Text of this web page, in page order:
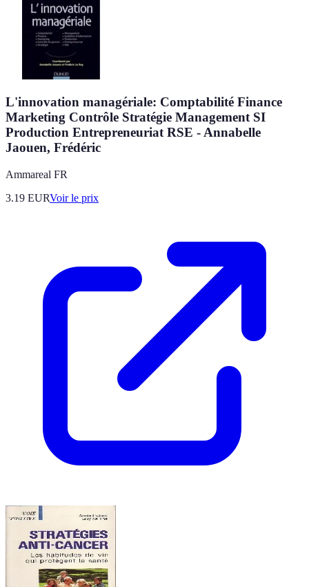
L'innovation managériale: Comptabilité Finance
Marketing Contrôle Stratégie Management SI
Production Entrepreneuriat RSE - Annabelle
Jaouen, Frédéric
Ammareal FR
3.19 EURVoir le prix